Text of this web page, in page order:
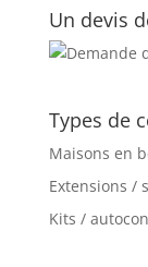
Un devis
Types de
Maisons en
Extensions /
Kits /